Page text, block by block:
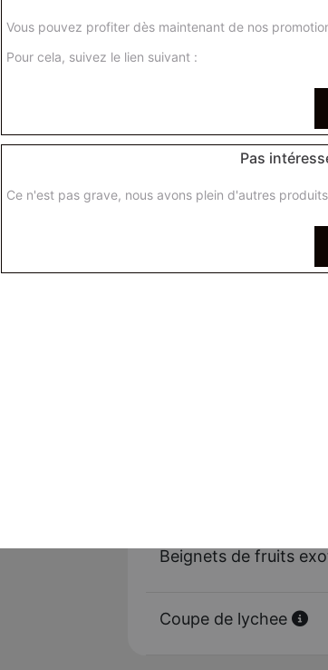
Beignets de fruits
Coupe de lychee
Vous pouvez profiter dès maintenant de nos
Pour cela, suivez le lien suivant :
Pas
Ce n'est pas grave, nous avons plein d'autres